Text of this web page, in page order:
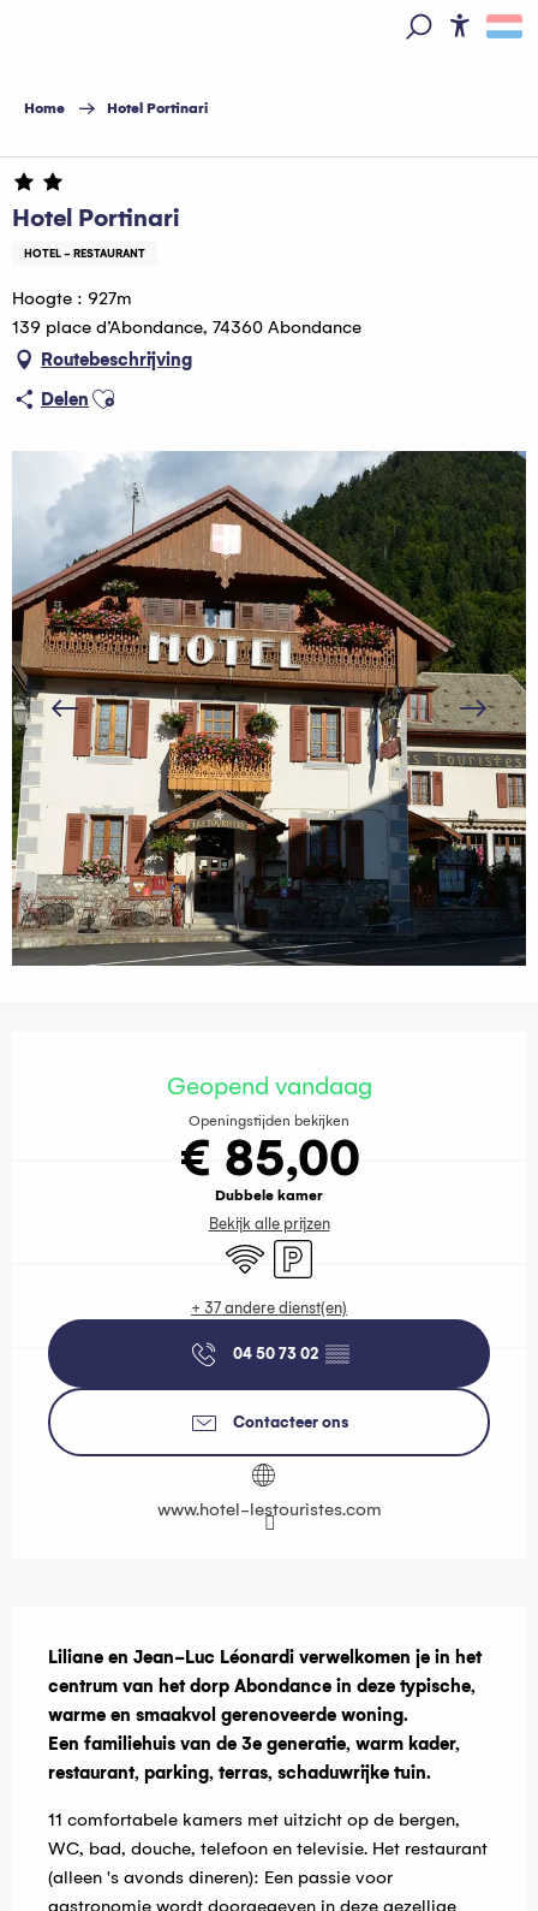
principal
Home Hotel Portinari
Hotel Portinari
HOTEL - RESTAURANT
Hoogte : 927m
139 place d’Abondance, 74360 Abondance
Routebeschrijving
Delen Ajouter aux favoris
Geopend vandaag
Openingstijden bekijken
€ 85,00
Dubbele kamer
Bekijk alle prijzen
Wifi Parkeerplaats
+ 37 andere dienst(en)
04 50 73 02 ▒▒
Contacteer ons
www.hotel-lestouristes.com
Liliane en Jean-Luc Léonardi verwelkomen je in het
centrum van het dorp Abondance in deze typische,
warme en smaakvol gerenoveerde woning.
Een familiehuis van de 3e generatie, warm kader,
restaurant, parking, terras, schaduwrijke tuin.
11 comfortabele kamers met uitzicht op de bergen,
WC, bad, douche, telefoon en televisie. Het restaurant
(alleen 's avonds dineren): Een passie voor
gastronomie wordt doorgegeven in deze gezellige